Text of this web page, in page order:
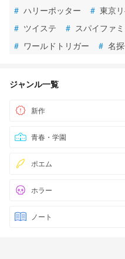
# ハリーポッター # 東京
# ツイステ # スパイファ
# ワールドトリガー # 名
ジャンル一覧
新作
青春・学園
ポエム
ホラー
ノート